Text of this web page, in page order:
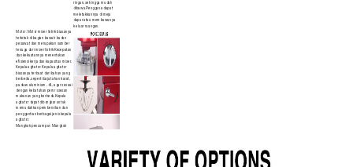
ringan, sehingga mudah
dibawa.Pengguna dapat
meletakkannya di meja
dapur atau membawanya
ke luar ruangan.
Motor: Motor mixer listrik biasanya
terletak di bagian bawah badan
pesawat dan merupakan sumber
tenaga dari mixer listrik.Kecepatan
dan kekuatannya menentukan
efisiensi kerja dan kapasitas mixer.
Kepala agitator: Kepala agitator
biasanya terbuat dari bahan yang
berbeda, seperti baja tahan karat,
paduan aluminium, dll., agar sesuai
dengan kebutuhan pemrosesan
makanan yang berbeda.Kepala
agitator dapat dibongkar untuk
memudahkan pembersihan dan
penggantian berbagai jenis kepala
agitator.
Mangkuk pencampur: Mangkuk